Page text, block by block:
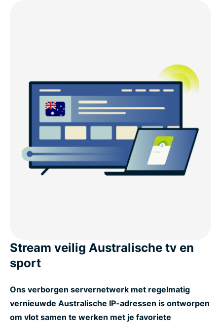
Stream veilig Australische tv en
sport
Ons verborgen servernetwerk met regelmatig
vernieuwde Australische IP-adressen is ontworpen
om vlot samen te werken met je favoriete